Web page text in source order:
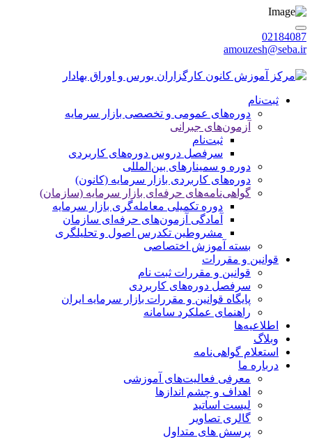
02184087
amouzesh@seba.ir
ثبت‌نام
دوره‌های عمومی و تخصصی بازار سرمایه
آزمون‌های جبرانی
ثبت‌نام
سرفصل دروس دوره‌های کاربردی
دوره‌ و سمینارهای بین‌المللی
دوره‌های کاربردی بازار سرمایه (کانون)
گواهی‌نامه‌های حرفه‌ای بازار سرمایه (سازمان)
دوره تکمیلی معامله‌گری بازار سرمایه
آمادگی آزمون‌های حرفه‌ای سازمان
مشروطین تکدرس اصول و تحلیلگری
بسته‌ آموزش اختصاصی
قوانین و مقررات
قوانین و مقررات ثبت نام
سرفصل دوره‌های کاربردی
پایگاه قوانین و مقررات بازار سرمایه ایران
راهنمای عملکرد سامانه
اطلاعیه‌ها
وبلاگ
استعلام گواهی‌نامه
درباره ما
معرفی فعالیت‌های آموزشی
اهداف و چشم اندازها
لیست اساتید
گالری تصاویر
پرسش های متداول